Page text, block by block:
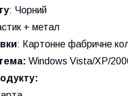
: Чорний
+ метал
: Картонне фабричне
Windows Vista/XP/